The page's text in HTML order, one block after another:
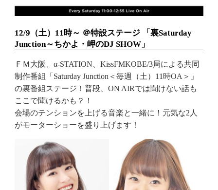
12/9（土）11時～ ＠特設ステージ 「裏Saturday
Junction～ちかよ・岬のDJ SHOW」
ＦＭ⼤阪、α-STATION、KissFMKOBE/3局による共同
制作番組「Saturday Junction＜毎週（⼟）11時OA＞」
の裏番組ステージ！普段、ON AIRでは聞けない話も
ここで聞けるかも？！
会場のテンションを上げる音楽と一緒に！元気な2人
がモーターショーを盛り上げます！